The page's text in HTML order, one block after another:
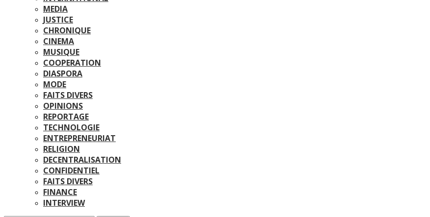
MEDIA
JUSTICE
CHRONIQUE
CINEMA
MUSIQUE
COOPERATION
DIASPORA
MODE
FAITS DIVERS
OPINIONS
REPORTAGE
TECHNOLOGIE
ENTREPRENEURIAT
RELIGION
DECENTRALISATION
CONFIDENTIEL
FAITS DIVERS
FINANCE
INTERVIEW